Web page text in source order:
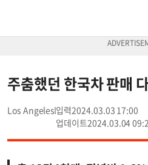
주춤했던 한국차 판매
Los Angeles
2024.03.03 17:00
2024.03.04